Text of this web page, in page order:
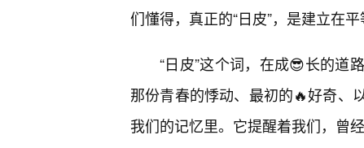
们懂得，真正的“日皮”，是建立在平
“日皮”这个词，在成😎长的道
那份青春的悸动、最初的🔥好奇、
我们的记忆里。它提醒着我们，曾